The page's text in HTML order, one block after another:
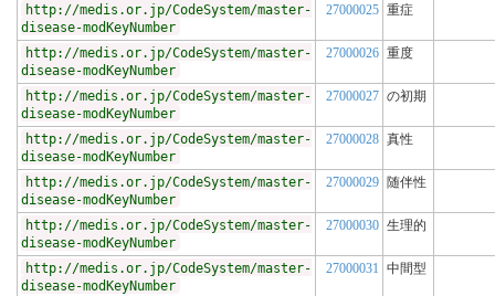
http://medis.or.jp/CodeSystem/master-
disease-modKeyNumber
27000025 重症
http://medis.or.jp/CodeSystem/master-
disease-modKeyNumber
27000026 重度
http://medis.or.jp/CodeSystem/master-
disease-modKeyNumber
27000027 の初期
http://medis.or.jp/CodeSystem/master-
disease-modKeyNumber
27000028 真性
http://medis.or.jp/CodeSystem/master-
disease-modKeyNumber
27000029 随伴性
http://medis.or.jp/CodeSystem/master-
disease-modKeyNumber
27000030 生理的
http://medis.or.jp/CodeSystem/master-
disease-modKeyNumber
27000031 中間型